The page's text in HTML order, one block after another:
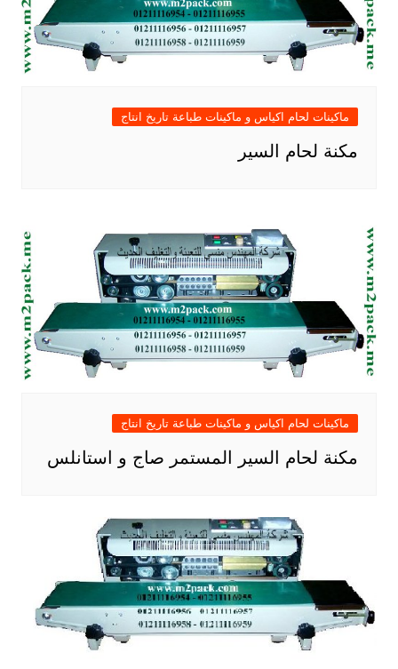
ماكينات لحام اكياس و ماكينات طباعة تاريخ انتاج
مكنة لحام السير
ماكينات لحام اكياس و ماكينات طباعة تاريخ انتاج
مكنة لحام السير المستمر صاج و استانلس